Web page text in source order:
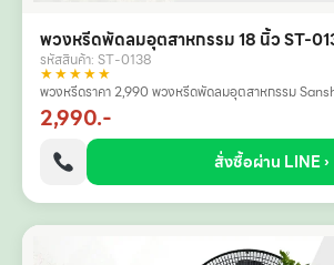
พวงหรีดพัดลมอุตสาหกรรม 18 นิ้ว ST-
รหัสสินค้า: ST-0138
★★★★★
พวงหรีดราคา 2,990 พวงหรีดพัดลมอุตสาหกรรม
2,990.-
สั่งซื้อผ่าน LINE ›